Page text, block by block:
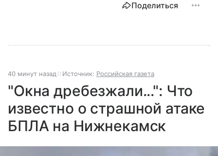
Поделиться
40 минут назад Источник: Российская газета
"Окна дребезжали...": Что
известно о страшной атаке
БПЛА на Нижнекамск